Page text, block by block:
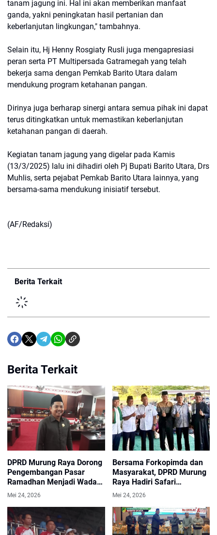
tanam jagung ini. Hal ini akan memberikan manfaat
ganda, yakni peningkatan hasil pertanian dan
keberlanjutan lingkungan," tambahnya.
Selain itu, Hj Henny Rosgiaty Rusli juga mengapresiasi
peran serta PT Multipersada Gatramegah yang telah
bekerja sama dengan Pemkab Barito Utara dalam
mendukung program ketahanan pangan.
Dirinya juga berharap sinergi antara semua pihak ini dapat
terus ditingkatkan untuk memastikan keberlanjutan
ketahanan pangan di daerah.
Kegiatan tanam jagung yang digelar pada Kamis
(13/3/2025) lalu ini dihadiri oleh Pj Bupati Barito Utara, Drs
Muhlis, serta pejabat Pemkab Barito Utara lainnya, yang
bersama-sama mendukung inisiatif tersebut.
(AF/Redaksi)
Berita Terkait
Berita Terkait
DPRD Murung Raya Dorong
Pengembangan Pasar
Ramadhan Menjadi Wadah
Ekonomi Berkelanjutan
Mei 24, 2026
Bersama Forkopimda dan
Masyarakat, DPRD Murung
Raya Hadiri Safari
Ramadhan dan Buka Puasa
Mei 24, 2026